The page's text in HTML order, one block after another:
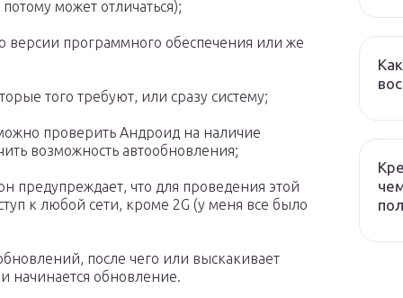
может отличаться);
программного обеспечения или же
того требуют, или сразу систему;
проверить Андроид на наличие
возможность автообновления;
предупреждает, что для проведения этой
к любой сети, кроме 2G (у меня все было
после чего или выскакивает
начинается обновление.